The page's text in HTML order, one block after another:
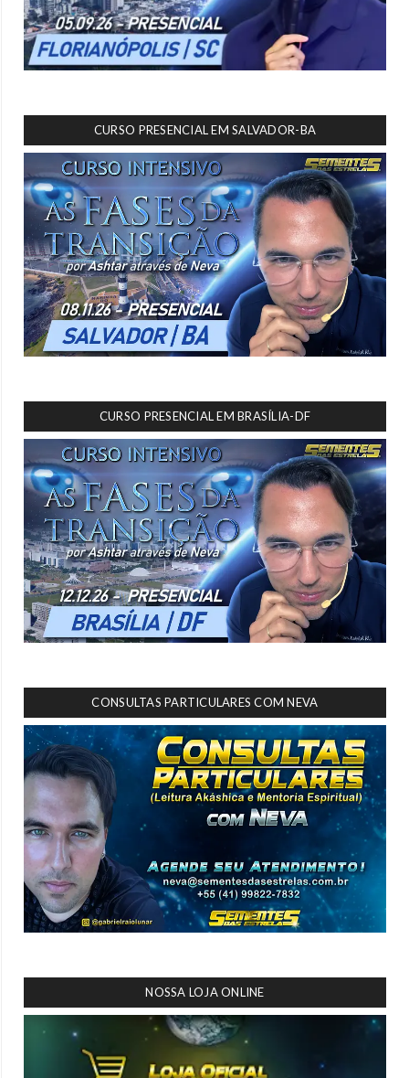
CURSO PRESENCIAL EM SALVADOR-BA
CURSO PRESENCIAL EM BRASÍLIA-DF
CONSULTAS PARTICULARES COM NEVA
NOSSA LOJA ONLINE